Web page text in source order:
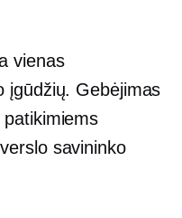
vienas
įgūdžių. Gebėjimas
savininko